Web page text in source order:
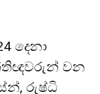
දෙනා
වන
රුෂ්ධි